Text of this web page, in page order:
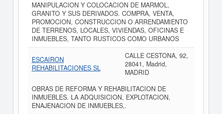
MANIPULACION Y COLOCACION DE MARMOL,
GRANITO Y SUS DERIVADOS. COMPRA, VENTA,
PROMOCION, CONSTRUCCION O ARRENDAMIENTO
DE TERRENOS, LOCALES, VIVIENDAS, OFICINAS E
INMUEBLES, TANTO RUSTICOS COMO URBANOS
ESCAIRON
REHABILITACIONES SL
CALLE CESTONA, 92,
28041, Madrid,
MADRID
OBRAS DE REFORMA Y REHABILITACION DE
INMUEBLES. LA ADQUISICION, EXPLOTACION,
ENAJENACION DE INMUEBLES,.